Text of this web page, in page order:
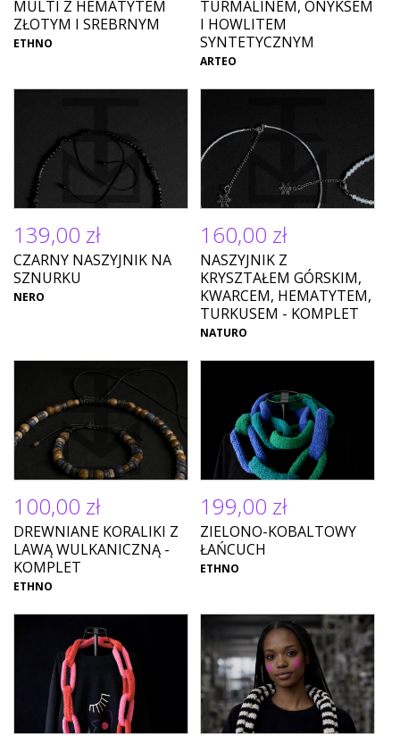
MULTI Z HEMATYTEM
ZŁOTYM I SREBRNYM
ETHNO
TURMALINEM, ONYKSEM
I HOWLITEM
SYNTETYCZNYM
ARTEO
139,00 zł
CZARNY NASZYJNIK NA
SZNURKU
NERO
160,00 zł
NASZYJNIK Z
KRYSZTAŁEM GÓRSKIM,
KWARCEM, HEMATYTEM,
TURKUSEM - KOMPLET
NATURO
100,00 zł
DREWNIANE KORALIKI Z
LAWĄ WULKANICZNĄ -
KOMPLET
ETHNO
199,00 zł
ZIELONO-KOBALTOWY
ŁAŃCUCH
ETHNO